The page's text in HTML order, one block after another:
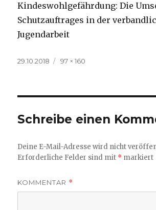
Kindeswohlgefährdung: Die
Schutzauftrages in der
Jugendarbeit
Veröffentlicht
29.10.2018
Volle
97 × 160
Schreibe einen
Deine E-Mail-Adresse wird nicht
Erforderliche Felder sind mit * markiert
KOMMENTAR *